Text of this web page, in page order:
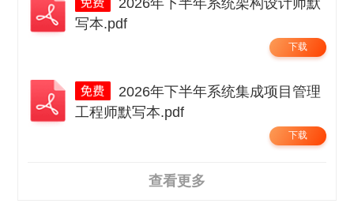
写本.pdf
下载
工程师默写本.pdf
下载
查看更多